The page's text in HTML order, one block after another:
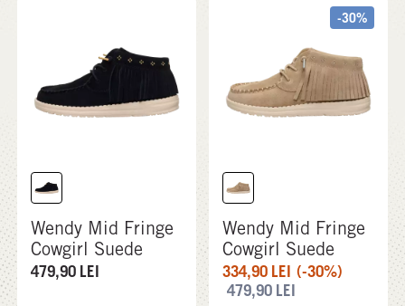
Wendy Mid Fringe
Cowgirl Suede
479,90 LEI
-30%
Wendy Mid Fringe
Cowgirl Suede
334,90 LEI (-30%)
479,90 LEI